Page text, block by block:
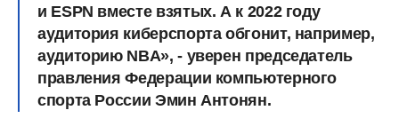
и ESPN вместе взятых. А к 2022 году
аудитория киберспорта обгонит, например,
аудиторию NBA», - уверен председатель
правления Федерации компьютерного
спорта России Эмин Антонян.